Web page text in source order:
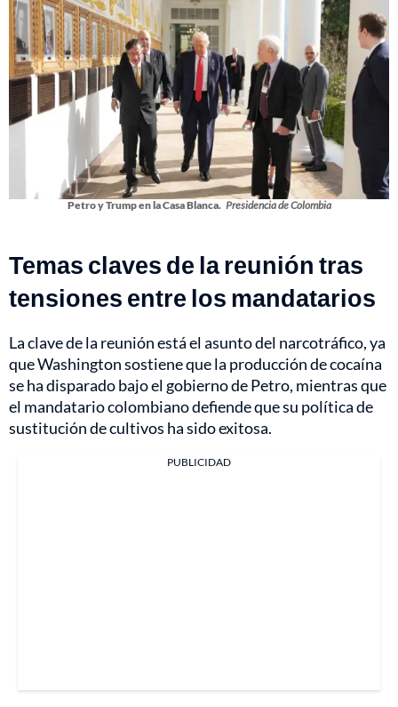
Petro y Trump en la Casa Blanca. Presidencia de Colombia
Temas claves de la reunión tras
tensiones entre los mandatarios
La clave de la reunión está el asunto del narcotráfico, ya
que Washington sostiene que la producción de cocaína
se ha disparado bajo el gobierno de Petro, mientras que
el mandatario colombiano defiende que su política de
sustitución de cultivos ha sido exitosa.
PUBLICIDAD